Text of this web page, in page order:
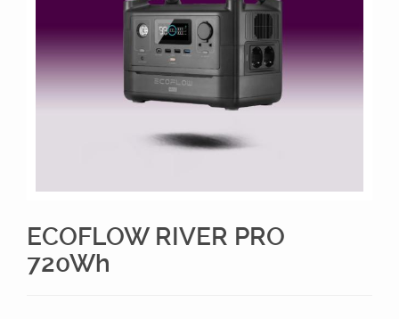
ECOFLOW RIVER PRO
720Wh